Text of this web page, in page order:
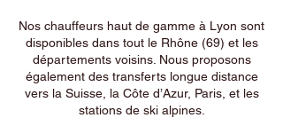
Nos chauffeurs haut de gamme à Lyon sont
disponibles dans tout le Rhône (69) et les
départements voisins. Nous proposons
également des transferts longue distance
vers la Suisse, la Côte d’Azur, Paris, et les
stations de ski alpines.